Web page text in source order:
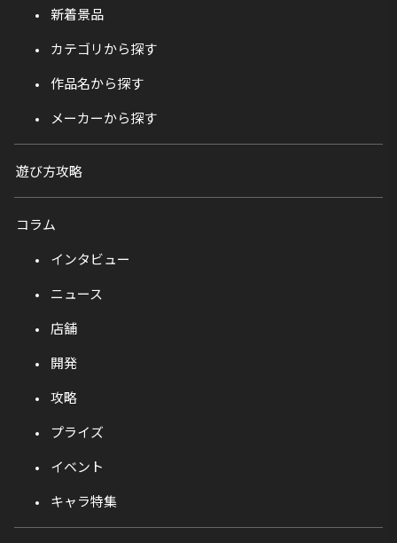
新着景品
カテゴリから探す
作品名から探す
メーカーから探す
遊び方攻略
コラム
インタビュー
ニュース
店舗
開発
攻略
プライズ
イベント
キャラ特集